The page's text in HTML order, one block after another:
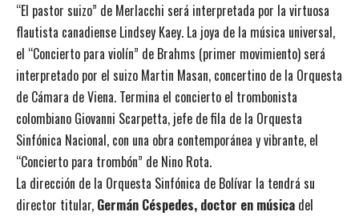
“El pastor suizo” de Merlacchi será interpretada por la virtuosa
flautista canadiense Lindsey Kaey. La joya de la música universal,
el “Concierto para violín” de Brahms (primer movimiento) será
interpretado por el suizo Martin Masan, concertino de la Orquesta
de Cámara de Viena. Termina el concierto el trombonista
colombiano Giovanni Scarpetta, jefe de fila de la Orquesta
Sinfónica Nacional, con una obra contemporánea y vibrante, el
“Concierto para trombón” de Nino Rota.
La dirección de la Orquesta Sinfónica de Bolívar la tendrá su
director titular, Germán Céspedes, doctor en música del